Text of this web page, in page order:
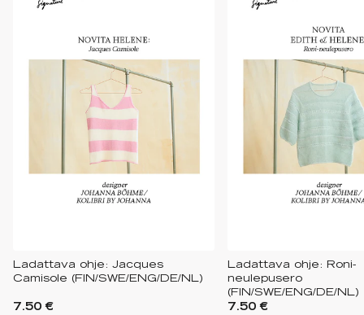
Ladattava ohje: Jacques
Camisole (FIN/SWE/ENG/DE/NL)
7.50 €
Ladattava ohje: Roni-
neulepusero
(FIN/SWE/ENG/DE/NL)
7.50 €